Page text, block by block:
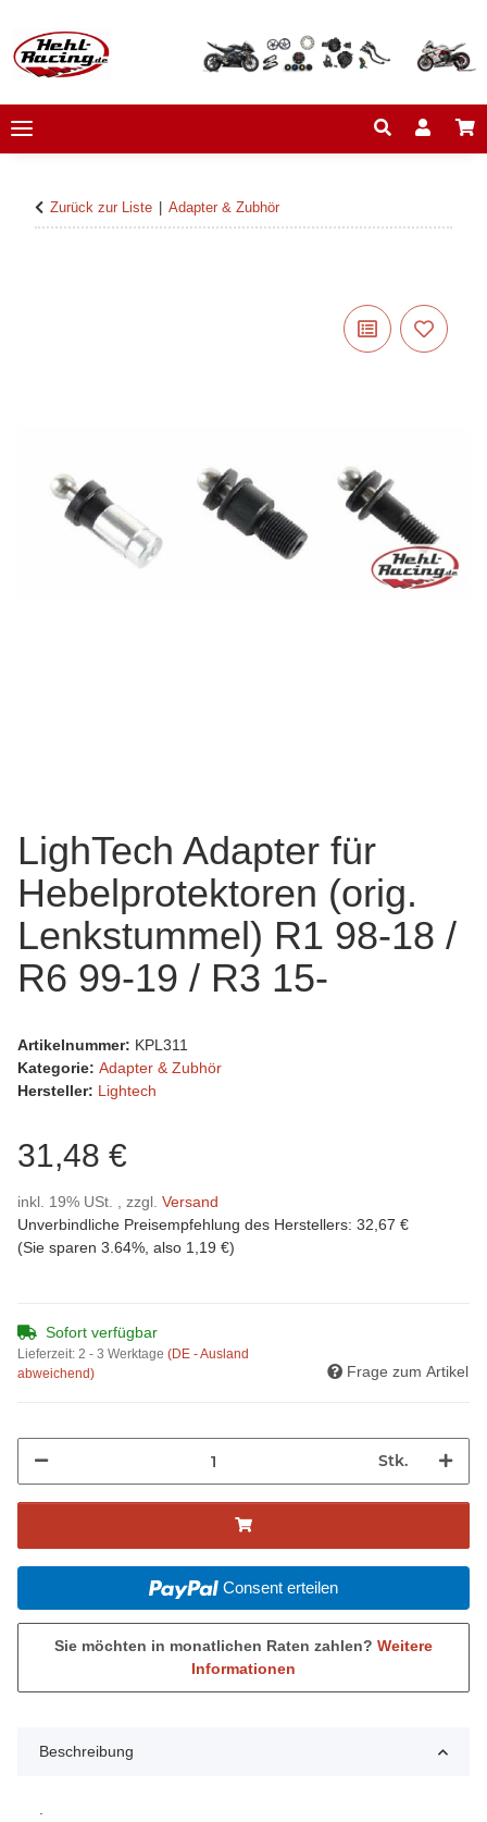
Zurück zur Liste Adapter & Zubhör
LighTech Adapter für
Hebelprotektoren (orig.
Lenkstummel) R1 98-18 /
R6 99-19 / R3 15-
Artikelnummer: KPL311
Kategorie: Adapter & Zubhör
Hersteller: Lightech
31,48 €
inkl. 19% USt. , zzgl. Versand
Unverbindliche Preisempfehlung des Herstellers: 32,67 €
(Sie sparen 3.64% , also 1,19 €)
Sofort verfügbar
Lieferzeit: 2 - 3 Werktage (DE - Ausland
abweichend)
Frage zum Artikel
Stk.
Consent erteilen
Sie möchten in monatlichen Raten zahlen? Weitere
Informationen
Beschreibung